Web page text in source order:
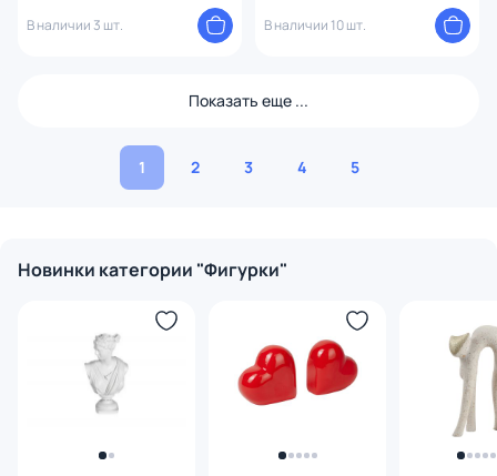
В наличии 3 шт.
В наличии 10 шт.
Показать еще ...
1 2 3 4 5
Новинки категории "Фигурки"